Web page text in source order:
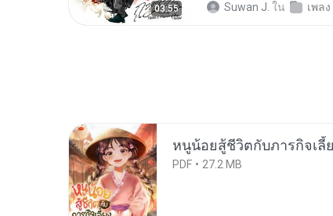
03:55 Suwan J. ใน เพลง
หนูน้อยสู้ชีวิตกับภารกิจเลี้
PDF 27.2 MB